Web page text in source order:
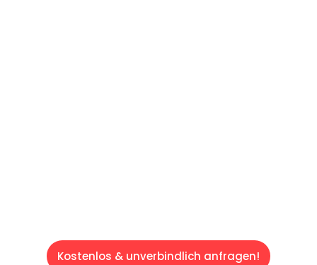
Kostenlos & unverbindlich anfragen!